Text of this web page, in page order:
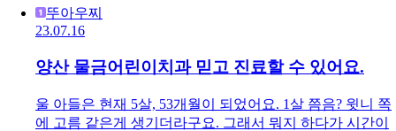
뚜아우찌
23.07.16
양산 물금어린이치과 믿고 진료할 수 있어요.
울 아들은 현재 5살, 53개월이 되었어요. 1살 쯤음? 윗니 쪽
에 고름 같은게 생기더라구요. 그래서 뭐지 하다가 시간이